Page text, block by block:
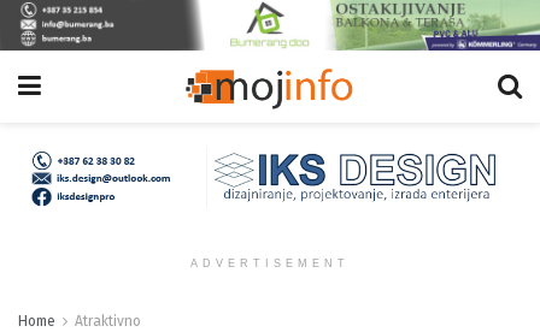
ADVERTISEMENT
Home Atraktivno